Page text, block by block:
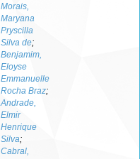
Morais,
Maryana
Pryscilla
Silva de;
Benjamim,
Eloyse
Emmanuelle
Rocha Braz;
Andrade,
Elmir
Henrique
Silva;
Cabral,